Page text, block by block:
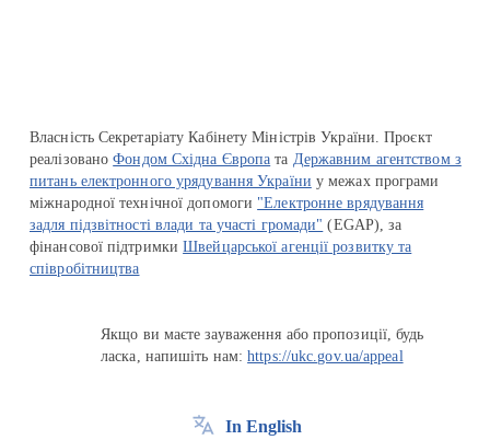
Власність Секретаріату Кабінету Міністрів України. Проєкт
реалізованоФондом Східна Європа та Державним агентством з
питань електронного урядування України у межах програми
міжнародної технічної допомоги "Електронне врядування
задля підзвітності влади та участі громади" (EGAP), за
фінансової підтримкиШвейцарської агенції розвитку та
співробітництва
Якщо ви маєте зауваження або пропозиції, будь
ласка, напишіть нам:https://ukc.gov.ua/appeal
In English